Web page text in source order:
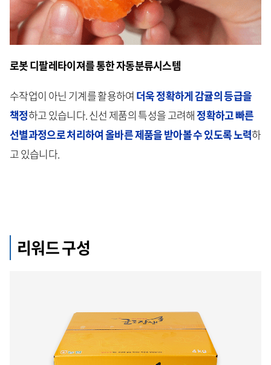
로봇 디팔레타이져를 통한 자동분류시스템
수작업이 아닌 기계를 활용하여 더욱 정확하게 감귤의 등급을
책정하고 있습니다. 신선 제품의 특성을 고려해정확하고 빠른
선별과정으로 처리하여 올바른 제품을 받아볼 수 있도록 노력하
고 있습니다.
리워드 구성